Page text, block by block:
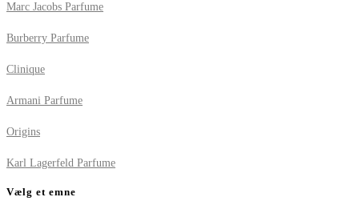
Marc Jacobs Parfume
Burberry Parfume
Clinique
Armani Parfume
Origins
Karl Lagerfeld Parfume
Vælg et emne